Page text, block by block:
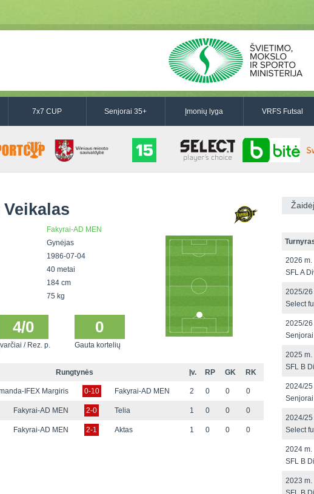
7x7 CUP Senjorai 35+ Įmonių lyga VRFS Futsal
Fakyrai-AD MEN
Gynėjas
1986-07-04
40 metai
184 cm
75 kg
4/0
Įvarčiai / Rez. p.
0
Gauta kortelių
Rungtynės Įv. RP GK RK
IFEX Margiris 0-10 Fakyrai-AD MEN 2 0 0 0
Fakyrai-AD MEN 2-0 Telia 1 0 0 0
Fakyrai-AD MEN 2-1 Aktas 1 0 0 0
2026 m.
SFL A
2025/26
Select
2025/26
2025 m.
SFL B
2024/25
2024/25
Select
2024 m.
SFL B
2023 m.